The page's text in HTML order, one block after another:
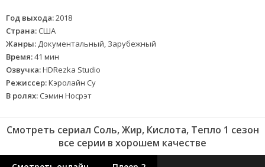
Год выхода:2018
Страна: США
Жанры: Документальный, Зарубежный
Время:41 мин
Озвучка:HDRezka Studio
Режиссер:Кэролайн Су
В ролях: Сэмин Носрэт
Смотреть сериал Соль, Жир, Кислота, Тепло 1 сезон
все серии в хорошем качестве